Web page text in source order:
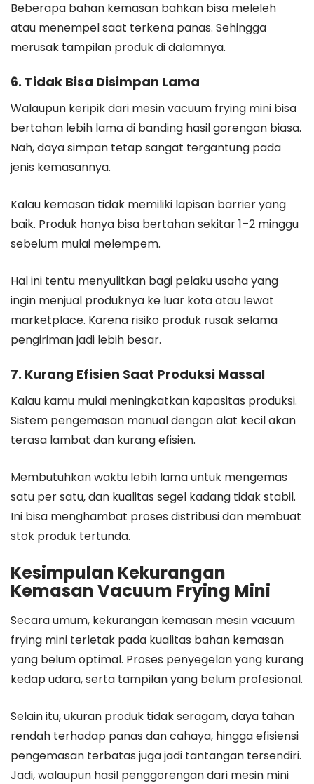
Beberapa bahan kemasan bahkan bisa meleleh
atau menempel saat terkena panas. Sehingga
merusak tampilan produk di dalamnya.
6. Tidak Bisa Disimpan Lama
Walaupun keripik dari mesin vacuum frying mini bisa
bertahan lebih lama di banding hasil gorengan biasa.
Nah, daya simpan tetap sangat tergantung pada
jenis kemasannya.
Kalau kemasan tidak memiliki lapisan barrier yang
baik. Produk hanya bisa bertahan sekitar 1–2 minggu
sebelum mulai melempem.
Hal ini tentu menyulitkan bagi pelaku usaha yang
ingin menjual produknya ke luar kota atau lewat
marketplace. Karena risiko produk rusak selama
pengiriman jadi lebih besar.
7. Kurang Efisien Saat Produksi Massal
Kalau kamu mulai meningkatkan kapasitas produksi.
Sistem pengemasan manual dengan alat kecil akan
terasa lambat dan kurang efisien.
Membutuhkan waktu lebih lama untuk mengemas
satu per satu, dan kualitas segel kadang tidak stabil.
Ini bisa menghambat proses distribusi dan membuat
stok produk tertunda.
Kesimpulan Kekurangan
Kemasan Vacuum Frying Mini
Secara umum, kekurangan kemasan mesin vacuum
frying mini terletak pada kualitas bahan kemasan
yang belum optimal. Proses penyegelan yang kurang
kedap udara, serta tampilan yang belum profesional.
Selain itu, ukuran produk tidak seragam, daya tahan
rendah terhadap panas dan cahaya, hingga efisiensi
pengemasan terbatas juga jadi tantangan tersendiri.
Jadi, walaupun hasil penggorengan dari mesin mini